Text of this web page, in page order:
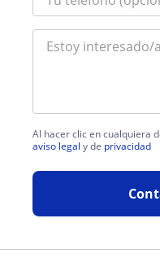
Al hacer clic en cualquiera
aviso legal y de privacidad